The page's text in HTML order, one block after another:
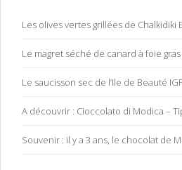
Les olives vertes grillées de Chalkidiki
Le magret séché de canard à foie
Le saucisson sec de l’Ile de Beauté
A découvrir : Cioccolato di Modica –
Souvenir : il y a 3 ans, le chocolat de